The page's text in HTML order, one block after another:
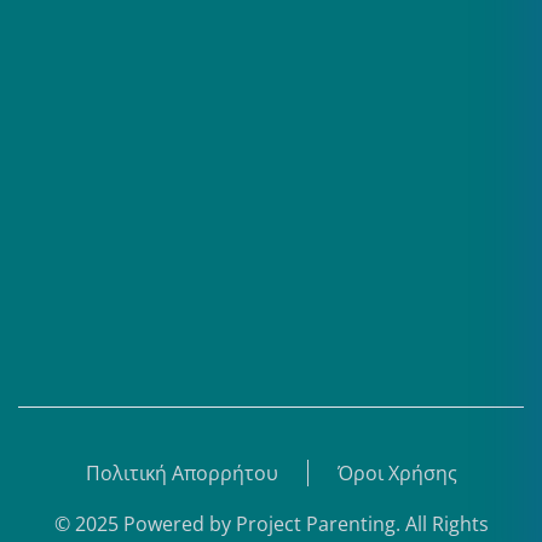
Πολιτική Απορρήτου
Όροι Χρήσης
© 2025 Powered by Project Parenting. All Rights